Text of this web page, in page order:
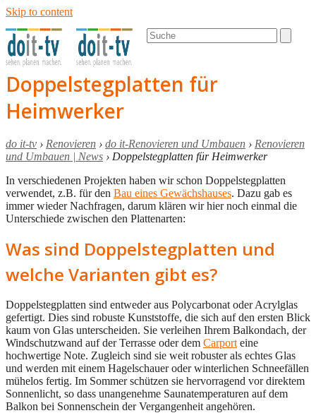
Skip to content
Open
mobile
Close
mobile
Search
Doppelstegplatten für
Heimwerker
do it-tv › Renovieren › do it-Renovieren und Umbauen › Renovieren
und Umbauen | News › Doppelstegplatten für Heimwerker
In verschiedenen Projekten haben wir schon Doppelstegplatten
verwendet, z.B. für den Bau eines Gewächshauses. Dazu gab es
immer wieder Nachfragen, darum klären wir hier noch einmal die
Unterschiede zwischen den Plattenarten:
Was sind Doppelstegplatten und
welche Varianten gibt es?
Doppelstegplatten sind entweder aus Polycarbonat oder Acrylglas
gefertigt. Dies sind robuste Kunststoffe, die sich auf den ersten Blick
kaum von Glas unterscheiden. Sie verleihen Ihrem Balkondach, der
Windschutzwand auf der Terrasse oder dem Carport eine
hochwertige Note. Zugleich sind sie weit robuster als echtes Glas
und werden mit einem Hagelschauer oder winterlichen Schneefällen
mühelos fertig. Im Sommer schützen sie hervorragend vor direktem
Sonnenlicht, so dass unangenehme Saunatemperaturen auf dem
Balkon bei Sonnenschein der Vergangenheit angehören.